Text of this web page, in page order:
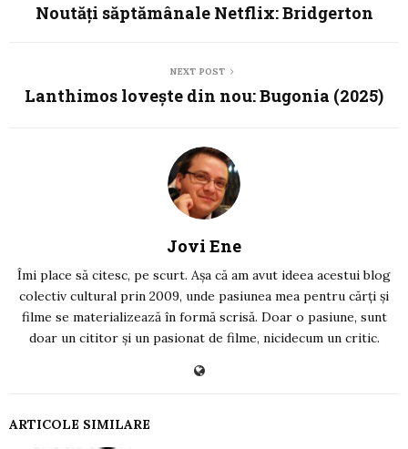
Noutăți săptămânale Netflix: Bridgerton
NEXT POST
Lanthimos lovește din nou: Bugonia (2025)
Jovi Ene
Îmi place să citesc, pe scurt. Așa că am avut ideea acestui blog
colectiv cultural prin 2009, unde pasiunea mea pentru cărți și
filme se materializează în formă scrisă. Doar o pasiune, sunt
doar un cititor și un pasionat de filme, nicidecum un critic.
ARTICOLE SIMILARE